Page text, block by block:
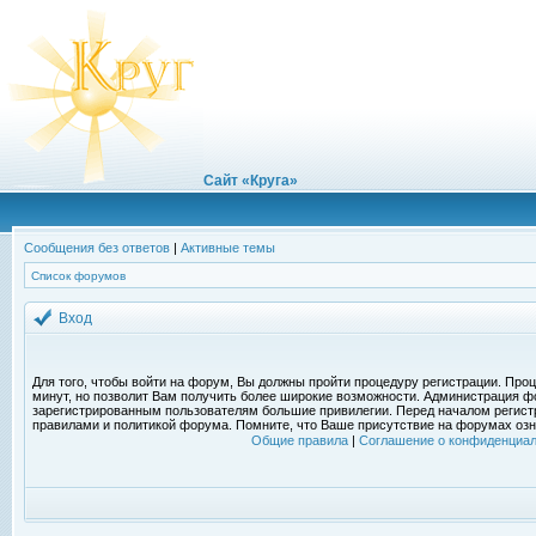
Сайт «Круга»
Сообщения без ответов | Активные темы
Список форумов
Вход
Для того, чтобы войти на форум, Вы должны пройти процедуру регистрации.
минут, но позволит Вам получить более широкие возможности. Администрация
зарегистрированным пользователям большие привилегии. Перед началом
правилами и политикой форума. Помните, что Ваше присутствие на форумах
Общие правила| Соглашение о